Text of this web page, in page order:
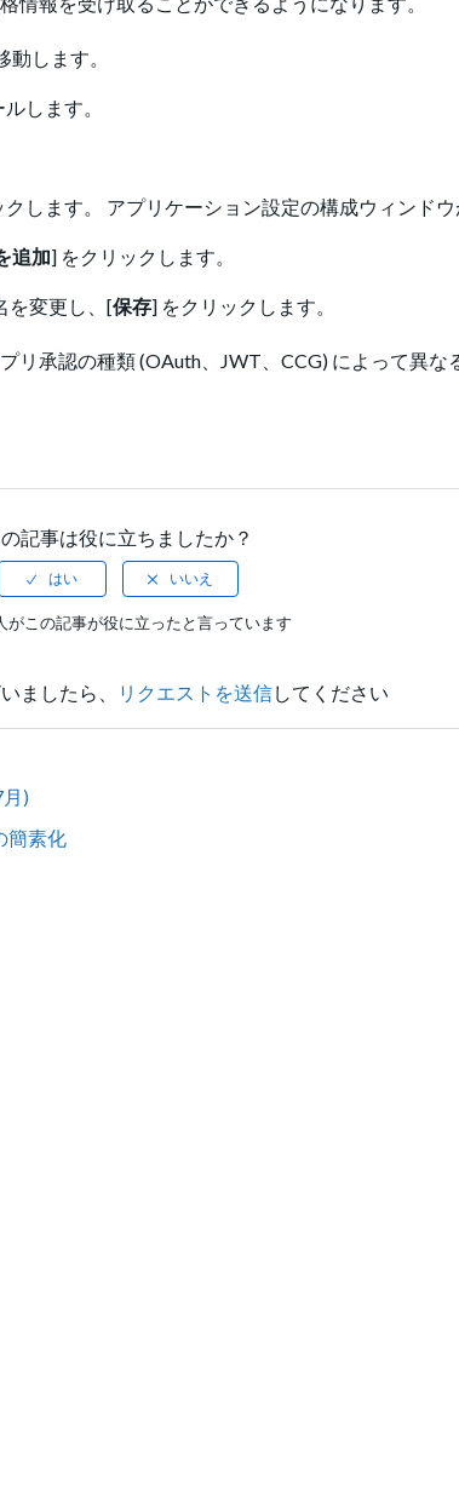
動します。
します。
クします。 アプリケーション設定の構成ウィンドウ
追加] をクリックします。
を変更し、[保存] をクリックします。
リ承認の種類 (OAuth、JWT、CCG) によって異な
記事は役に立ちましたか？
がこの記事が役に立ったと言っています
ましたら、 リクエストを送信してください
)
簡素化